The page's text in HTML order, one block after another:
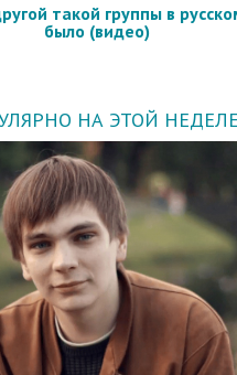
такой группы в
было (видео)
НА ЭТОЙ НЕДЕЛЕ